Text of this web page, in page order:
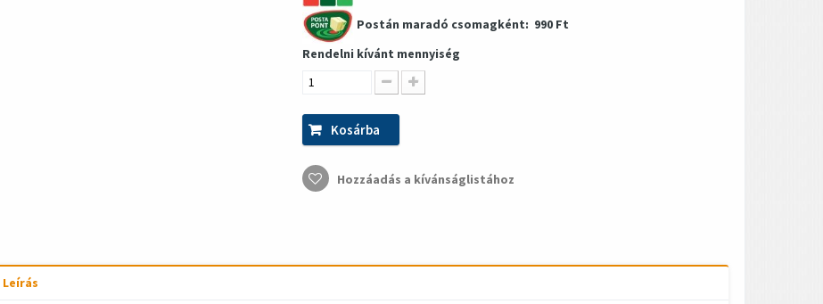
Postán maradó csomagként: 990 Ft
Rendelni kívánt mennyiség
Kosárba
Hozzáadás a kívánságlistához
Leírás